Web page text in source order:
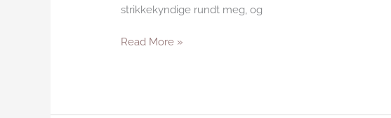
strikkekyndige rundt meg, og
Read More »